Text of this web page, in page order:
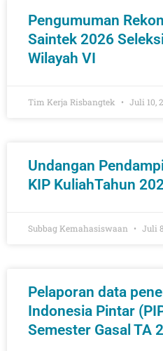
Pengumuman
Saintek 2026
Wilayah VI
Tim Kerja Risbangtek Juli 10,
Undangan
KIP KuliahTahun
Subbag Kemahasiswaan Juli
Pelaporan data
Indonesia Pintar
Semester Gasal TA